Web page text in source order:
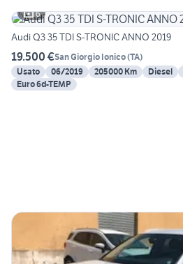
6
Audi Q3 35 TDI S-TRONIC ANNO 2019
19.500 €San Giorgio Ionico(TA)
Usato
06/2019 205000 Km Diesel
Euro 6d-TEMP